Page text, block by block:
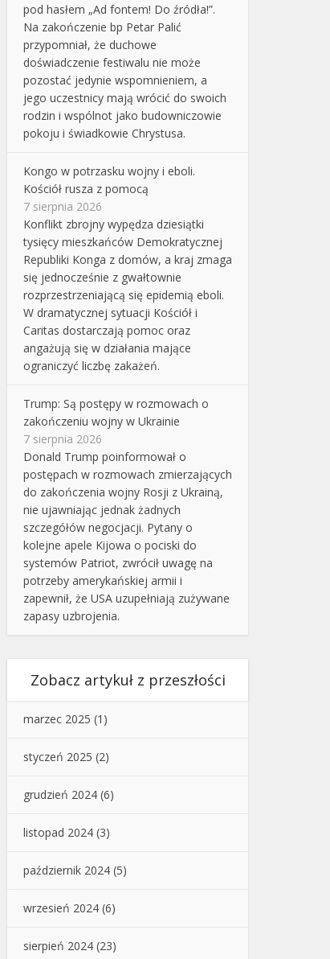
pod hasłem „Ad fontem! Do źródła!”.
Na zakończenie bp Petar Palić
przypomniał, że duchowe
doświadczenie festiwalu nie może
pozostać jedynie wspomnieniem, a
jego uczestnicy mają wrócić do swoich
rodzin i wspólnot jako budowniczowie
pokoju i świadkowie Chrystusa.
Kongo w potrzasku wojny i eboli.
Kościół rusza z pomocą
7 sierpnia 2026
Konflikt zbrojny wypędza dziesiątki
tysięcy mieszkańców Demokratycznej
Republiki Konga z domów, a kraj zmaga
się jednocześnie z gwałtownie
rozprzestrzeniającą się epidemią eboli.
W dramatycznej sytuacji Kościół i
Caritas dostarczają pomoc oraz
angażują się w działania mające
ograniczyć liczbę zakażeń.
Trump: Są postępy w rozmowach o
zakończeniu wojny w Ukrainie
7 sierpnia 2026
Donald Trump poinformował o
postępach w rozmowach zmierzających
do zakończenia wojny Rosji z Ukrainą,
nie ujawniając jednak żadnych
szczegółów negocjacji. Pytany o
kolejne apele Kijowa o pociski do
systemów Patriot, zwrócił uwagę na
potrzeby amerykańskiej armii i
zapewnił, że USA uzupełniają zużywane
zapasy uzbrojenia.
Zobacz artykuł z przeszłości
marzec 2025 (1)
styczeń 2025 (2)
grudzień 2024 (6)
listopad 2024 (3)
październik 2024 (5)
wrzesień 2024 (6)
sierpień 2024 (23)